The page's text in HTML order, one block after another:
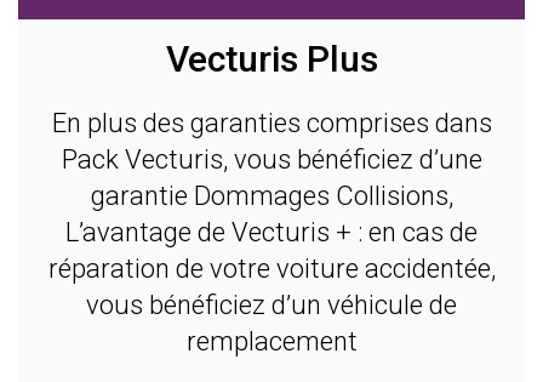
Vecturis Plus
En plus des garanties comprises dans
Pack Vecturis, vous bénéficiez d’une
garantie Dommages Collisions,
L’avantage de Vecturis + : en cas de
réparation de votre voiture accidentée,
vous bénéficiez d’un véhicule de
remplacement